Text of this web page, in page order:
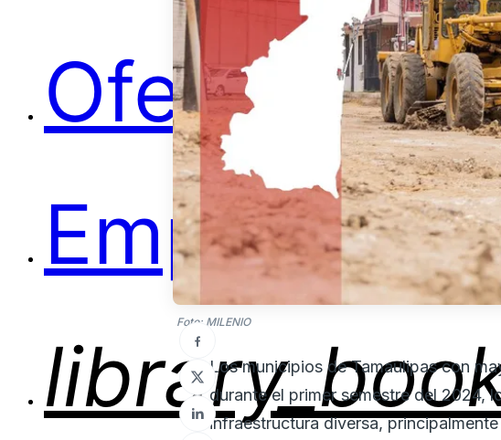
Ofertas
Empleos
Foto: MILENIO
Los municipios de Tamaulipas con
durante el primer semestre del 2024,
infraestructura diversa,